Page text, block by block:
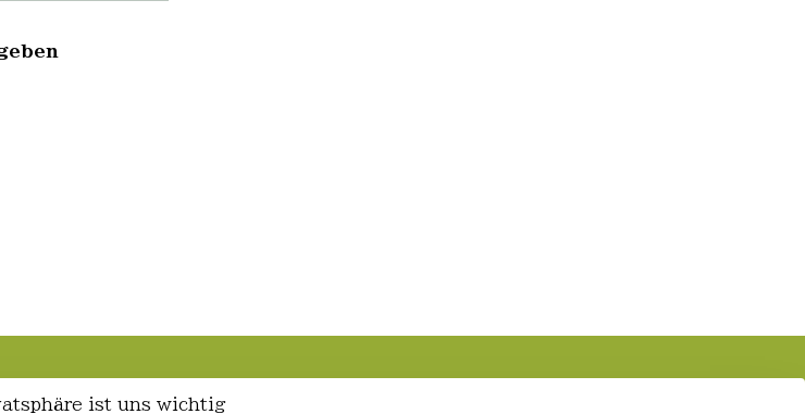
ist uns wichtig